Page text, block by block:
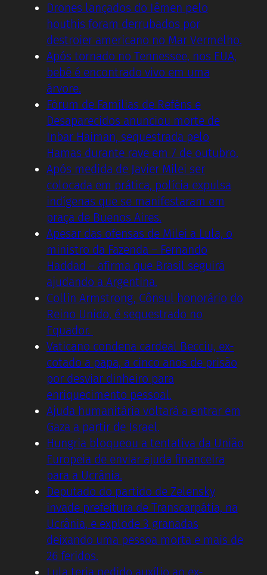
Drones lançados do Iêmen pelo
houthis foram derrubados por
destroier americano no Mar Vermelho.
Após tornado no Tennessee, nos EUA,
bebê é encontrado vivo em uma
árvore.
Fórum de Famílias de Reféns e
Desaparecidos anunciou morte de
Inbar Haiman, sequestrada pelo
Hamas durante rave em 7 de outubro.
Após medida de Javier Milei ser
colocada em prática, polícia expulsa
indígenas que se manifestaram em
praça de Buenos Aires.
Apesar das ofensas de Milei a Lula, o
ministro da Fazenda – Fernando
Haddad – afirma que Brasil seguirá
ajudando a Argentina.
Collin Armstrong, Cônsul honorário do
Reino Unido, é sequestrado no
Equador.
Vaticano condena cardeal Becciu, ex-
cotado a papa, a cinco anos de prisão
por desviar dinheiro para
enriquecimento pessoal.
Ajuda humanitária voltará a entrar em
Gaza a partir de Israel.
Hungria bloqueou a tentativa da União
Europeia de enviar ajuda financeira
para a Ucrânia.
Deputado do partido de Zelensky
invade prefeitura de Transcarpátia, na
Ucrânia, e explode 3 granadas
deixando uma pessoa morta e mais de
26 feridos.
Lula teria pedido auxílio ao ex-